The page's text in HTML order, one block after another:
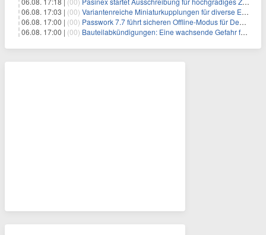
06.08. 17:03 | (00) Variantenreiche Miniaturkupplungen für diverse Einsatzbereiche
06.08. 17:00 | (00) Passwork 7.7 führt sicheren Offline-Modus für Desktop- und Mobile-Apps ein
06.08. 17:00 | (00) Bauteilabkündigungen: Eine wachsende Gefahr für industrielle Elektroniksysteme